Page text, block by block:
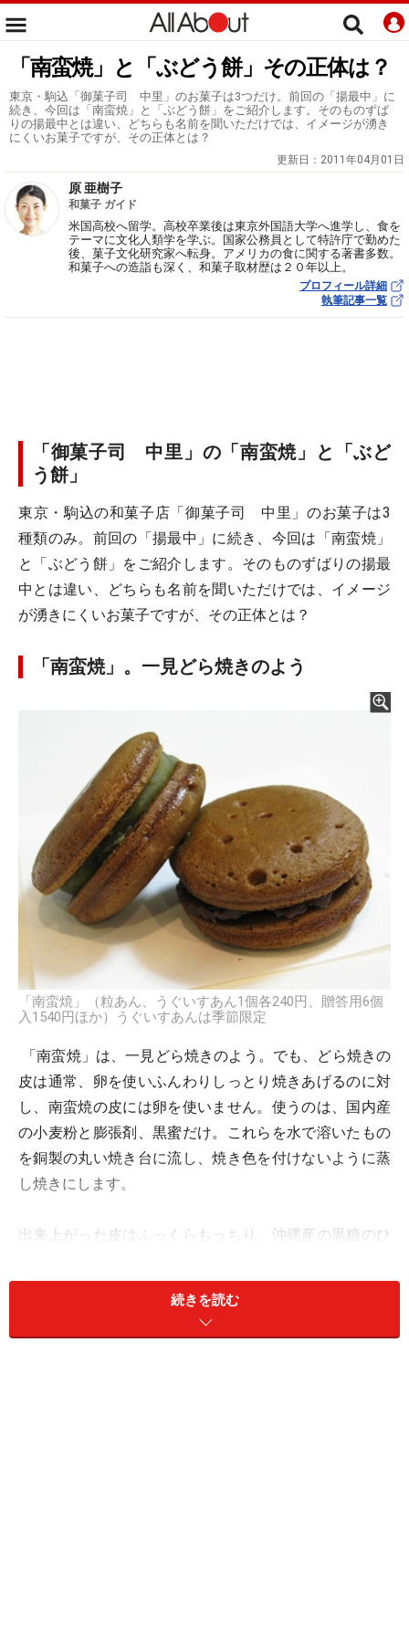
「南蛮焼」と「ぶどう餅」その正体は？
東京・駒込「御菓子司 中里」のお菓子は3つだけ。前回の「揚最中」に
続き、今回は「南蛮焼」と「ぶどう餅」をご紹介します。そのものずば
りの揚最中とは違い、どちらも名前を聞いただけでは、イメージが湧き
にくいお菓子ですが、その正体とは？
更新日： 2011年04月01日
原 亜樹子
和菓子 ガイド
米国高校へ留学。高校卒業後は東京外国語大学へ進学し、食を
テーマに文化人類学を学ぶ。国家公務員として特許庁で勤めた
後、菓子文化研究家へ転身。アメリカの食に関する著書多数。
和菓子への造詣も深く、和菓子取材歴は２０年以上。
プロフィール詳細
執筆記事一覧
「御菓子司 中里」の「南蛮焼」と「ぶど
う餅」
東京・駒込の和菓子店「御菓子司 中里」のお菓子は3
種類のみ。前回の「揚最中」に続き、今回は「南蛮焼」
と「ぶどう餅」をご紹介します。そのものずばりの揚最
中とは違い、どちらも名前を聞いただけでは、イメージ
が湧きにくいお菓子ですが、その正体とは？
「南蛮焼」。一見どら焼きのよう
「南蛮焼」（粒あん、うぐいすあん1個各240円、贈答用6個
入1540円ほか）うぐいすあんは季節限定
「南蛮焼」は、一見どら焼きのよう。でも、どら焼きの
皮は通常、卵を使いふんわりしっとり焼きあげるのに対
し、南蛮焼の皮には卵を使いません。使うのは、国内産
の小麦粉と膨張剤、黒蜜だけ。これらを水で溶いたもの
を銅製の丸い焼き台に流し、焼き色を付けないように蒸
し焼きにします。
出来上がった皮はふっくらもっちり。沖縄産の黒糖のひ
自家製の餡は、北海道産小豆の「つぶあん」と青えんど
うの「うぐいすあん（6月中旬～9月のお彼岸まではお休
み）」。厚みのある皮に食べ切れるか心配になります
続きを読む